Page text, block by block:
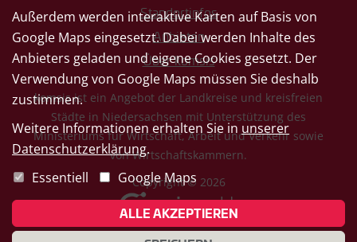
Außerdem werden interaktive Karten auf Basis von
Google Maps eingesetzt. Dabei werden Inhalte des
Anbieters geladen und eigene Cookies gesetzt. Der
Verwendung von Google Maps müssen Sie deshalb
zustimmen.
Weitere Informationen erhalten Sie in unserer
Datenschutzerklärung.
Essentiell
Google Maps
ALLE AKZEPTIEREN
Standortinfos
Anbieten
Über komsis
komsis ist ein Angebot der Landkreise und kreisfreien
Städte in Niedersachsen mit Unterstützung des
Ministeriums für Wirtschaft, Arbeit und Verkehr sowie
von Wirtschaftskammern.
Copyright © 2026